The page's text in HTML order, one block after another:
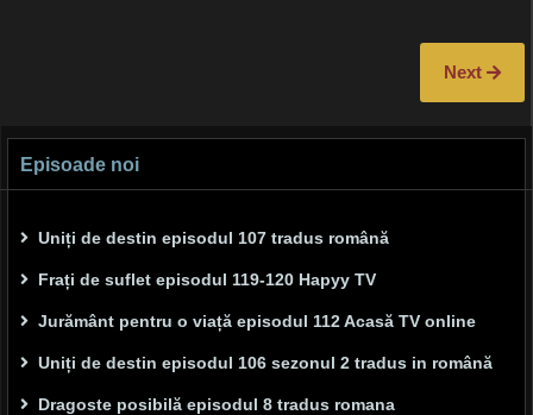
Next
Episoade noi
Uniți de destin episodul 107 tradus română
Frați de suflet episodul 119-120 Hapyy TV
Jurământ pentru o viață episodul 112 Acasă TV online
Uniți de destin episodul 106 sezonul 2 tradus in română
Dragoste posibilă episodul 8 tradus romana